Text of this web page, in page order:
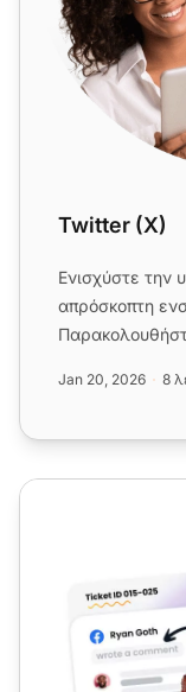
Twitter (X)
Ενισχύστε την
απρόσκοπτη
Jan 20, 2026 8
Λύσεις